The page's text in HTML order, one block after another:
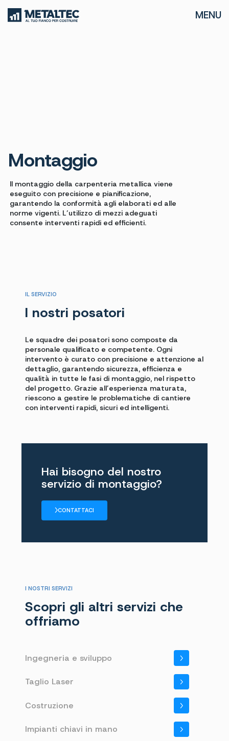
MENU
Montaggio
Il montaggio della carpenteria metallica viene
eseguito con precisione e pianificazione,
garantendo la conformità agli elaborati ed alle
norme vigenti. L’utilizzo di mezzi adeguati
consente interventi rapidi ed efficienti.
IL SERVIZIO
I nostri posatori
Le squadre dei posatori sono composte da
personale qualificato e competente. Ogni
intervento è curato con precisione e attenzione al
dettaglio, garantendo sicurezza, efficienza e
qualità in tutte le fasi di montaggio, nel rispetto
del progetto. Grazie all’esperienza maturata,
riescono a gestire le problematiche di cantiere
con interventi rapidi, sicuri ed intelligenti.
Hai bisogno del nostro
servizio di montaggio?
CONTATTACI
I NOSTRI SERVIZI
Scopri gli altri servizi che
offriamo
Ingegneria e sviluppo
Taglio Laser
Costruzione
Impianti chiavi in mano